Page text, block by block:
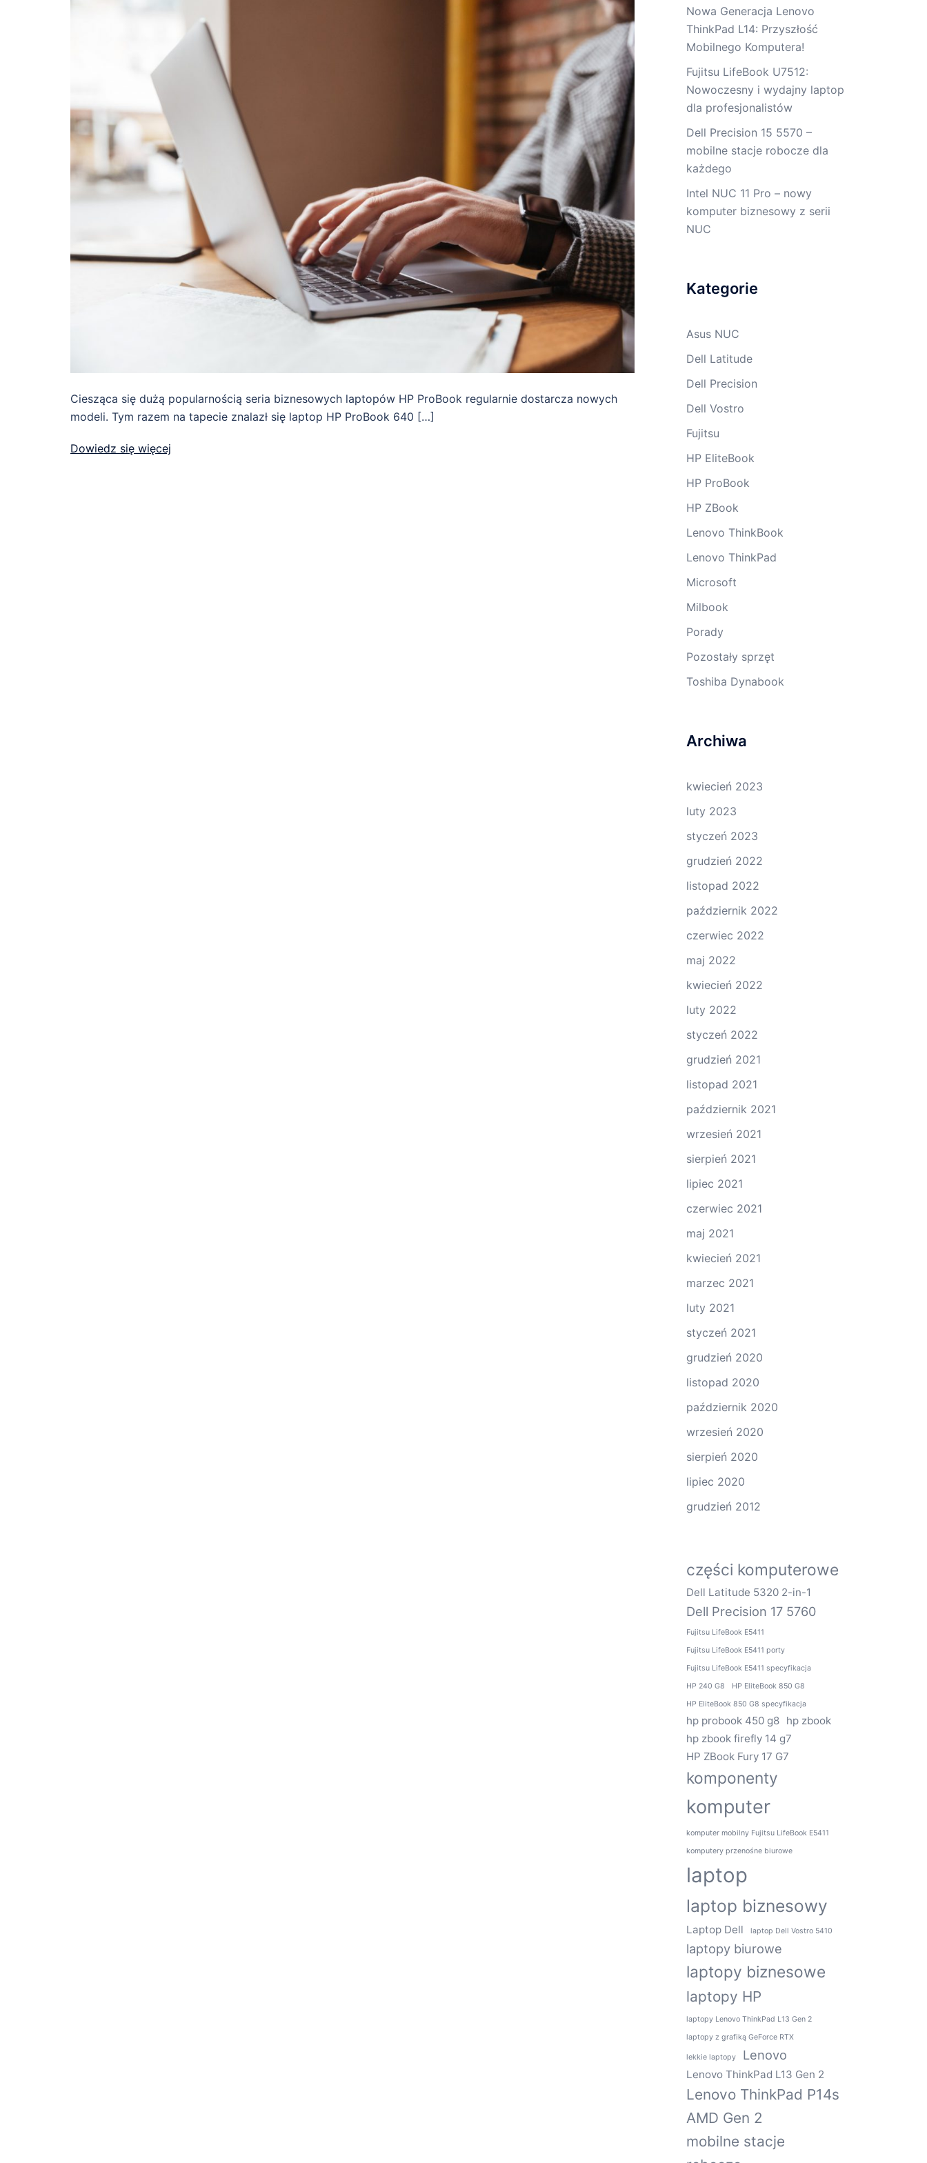
Ciesząca się dużą popularnością seria biznesowych laptopów HP ProBook regularnie dostarcza nowych
modeli. Tym razem na tapecie znalazł się laptop HP ProBook 640 […]
Dowiedz się więcej
Nowa Generacja Lenovo
ThinkPad L14: Przyszłość
Mobilnego Komputera!
Fujitsu LifeBook U7512:
Nowoczesny i wydajny laptop
dla profesjonalistów
Dell Precision 15 5570 –
mobilne stacje robocze dla
każdego
Intel NUC 11 Pro – nowy
komputer biznesowy z serii
NUC
Kategorie
Asus NUC
Dell Latitude
Dell Precision
Dell Vostro
Fujitsu
HP EliteBook
HP ProBook
HP ZBook
Lenovo ThinkBook
Lenovo ThinkPad
Microsoft
Milbook
Porady
Pozostały sprzęt
Toshiba Dynabook
Archiwa
kwiecień 2023
luty 2023
styczeń 2023
grudzień 2022
listopad 2022
październik 2022
czerwiec 2022
maj 2022
kwiecień 2022
luty 2022
styczeń 2022
grudzień 2021
listopad 2021
październik 2021
wrzesień 2021
sierpień 2021
lipiec 2021
czerwiec 2021
maj 2021
kwiecień 2021
marzec 2021
luty 2021
styczeń 2021
grudzień 2020
listopad 2020
październik 2020
wrzesień 2020
sierpień 2020
lipiec 2020
grudzień 2012
części komputerowe
Dell Latitude 5320 2-in-1
Dell Precision 17 5760
Fujitsu LifeBook E5411
Fujitsu LifeBook E5411 porty
Fujitsu LifeBook E5411 specyfikacja
HP 240 G8
HP EliteBook 850 G8
HP EliteBook 850 G8 specyfikacja
hp probook 450 g8
hp zbook
hp zbook firefly 14 g7
HP ZBook Fury 17 G7
komponenty
komputer
komputer mobilny Fujitsu LifeBook E5411
komputery przenośne biurowe
laptop
laptop biznesowy
Laptop Dell laptop Dell Vostro 5410
laptopy biurowe
laptopy biznesowe
laptopy HP
laptopy Lenovo ThinkPad L13 Gen 2
laptopy z grafiką GeForce RTX
lekkie laptopy Lenovo
Lenovo ThinkPad L13 Gen 2
Lenovo ThinkPad P14s
AMD Gen 2
mobilne stacje